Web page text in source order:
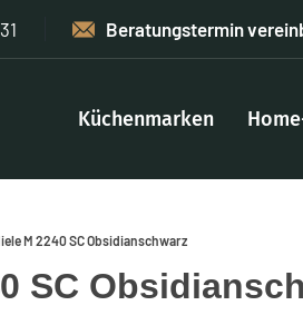
Beratungstermin
Küchenmarken
M 2240 SC Obsidianschwarz
SC